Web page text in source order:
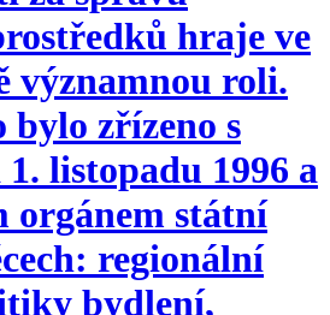
hraje ve
významnou roli.
zřízeno s
listopadu 1996 a
orgánem státní
regionální
bydlení,